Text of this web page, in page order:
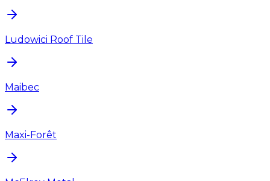
Ludowici Roof Tile
Maibec
Maxi-Forêt